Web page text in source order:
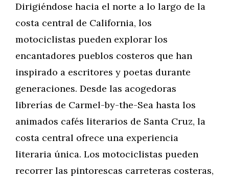
Dirigiéndose hacia el norte a lo largo de la
costa central de California, los
motociclistas pueden explorar los
encantadores pueblos costeros que han
inspirado a escritores y poetas durante
generaciones. Desde las acogedoras
librerías de Carmel-by-the-Sea hasta los
animados cafés literarios de Santa Cruz, la
costa central ofrece una experiencia
literaria única. Los motociclistas pueden
recorrer las pintorescas carreteras costeras,